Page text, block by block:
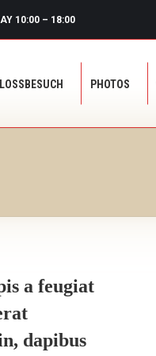
10:00 – 18:00
PHOTOS
a feugiat
dapibus